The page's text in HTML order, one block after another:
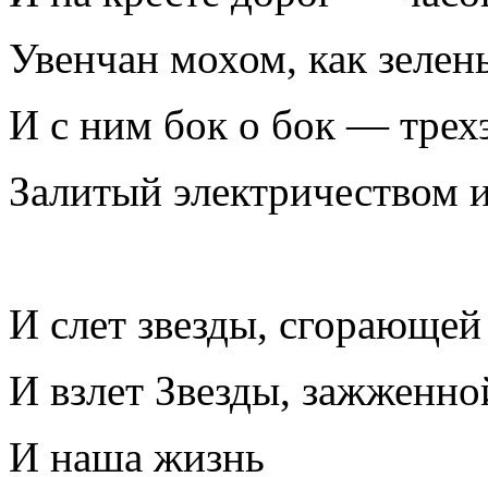
Увенчан мохом, как
И с ним бок о бок —
Залитый электричеством
И слет звезды, сгорающей
И взлет Звезды,
И наша жизнь